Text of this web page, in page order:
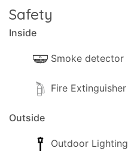
Safety
Inside
Smoke detector
Fire Extinguisher
Outside
Outdoor Lighting